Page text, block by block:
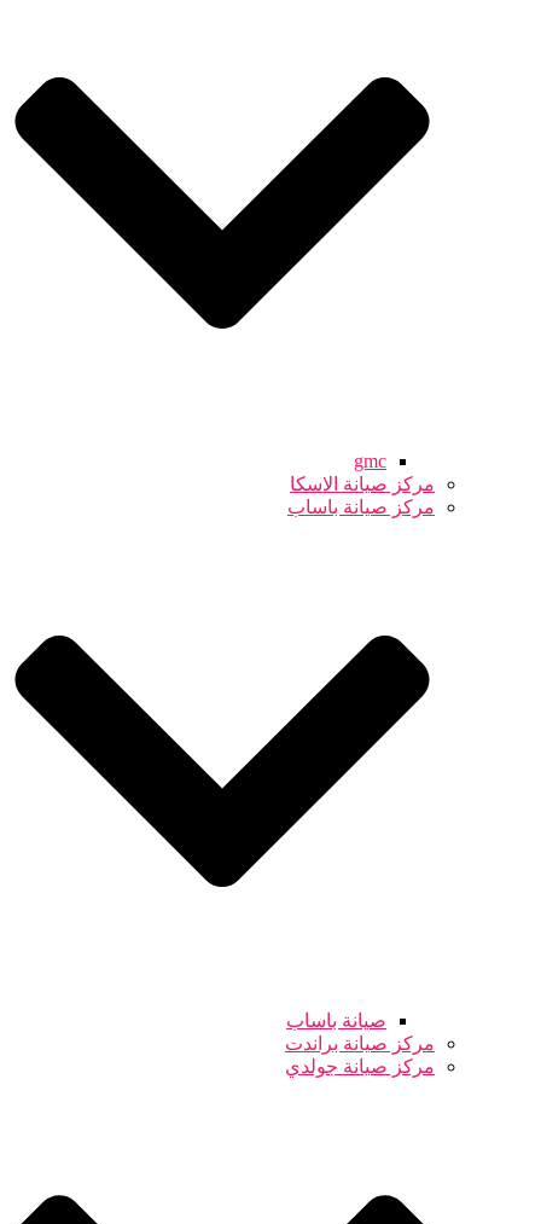
gmc
مركز صيانة الاسكا
مركز صيانة باساب
صيانة باساب
مركز صيانة براندت
مركز صيانة جولدي